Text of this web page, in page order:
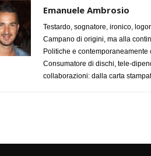
Emanuele Ambrosio
Testardo, sognatore, ironico,
Campano di origini, ma alla
Politiche e
Consumatore di dischi, tele-
collaborazioni: dalla carta